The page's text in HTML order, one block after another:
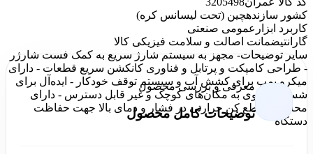
کشور سازندهچین (تحت لیسانس کره)
کاربرد ابزار عمومی صنعتی
گارانتیضمانت اصالت و سلامت فیزیکی کالا
سایر توضیحات- مجهز به سیستم شارژ سریع به کمک فست شارژر
- طراحی کامپکت و پرتابل و فناوری کانکشن سریع قطعات - دارای
میکرو پمپ برای کشش آب و سیستم توقف خودکار - ایده‌آل برای
شست و شوی به مکان‌های کوچک و غیر قابل دسترس - دارای
محافظ و قطع کن حرارتی در فشار و دمای بالا جهت حفاظت
دستگاه
معرفی و بررسی محصول
توضیحات کامل محصول